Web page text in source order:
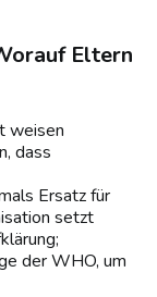
Eltern
weisen
dass
Ersatz für
setzt
der WHO, um